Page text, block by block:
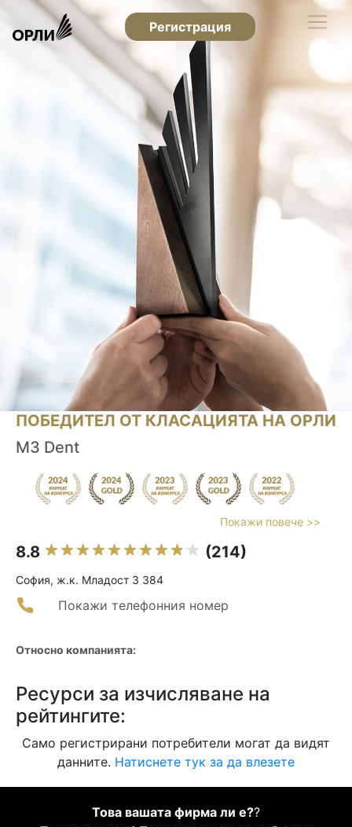
Регистрация
ПОБЕДИТЕЛ ОТ КЛАСАЦИЯТА НА ОРЛИ
M3 Dent
Покажи повече >>
8.8 (214)
София, ж.к. Младост 3 384
Покажи телефонния номер
Относно компанията:
Ресурси за изчисляване на
рейтингите:
Само регистрирани потребители могат да видят
данните. Натиснете тук за да влезете
Това вашата фирма ли е??